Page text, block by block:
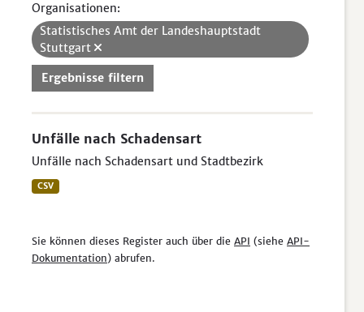
Organisationen:
Statistisches Amt der Landeshauptstadt
Stuttgart
Ergebnisse filtern
Unfälle nach Schadensart
Unfälle nach Schadensart und Stadtbezirk
CSV
Sie können dieses Register auch über die API (siehe API-
Dokumentation) abrufen.